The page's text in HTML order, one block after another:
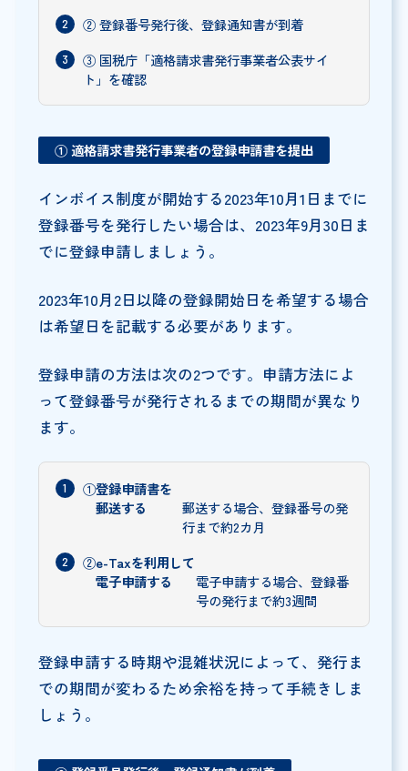
② 登録番号発行後、登録通知書が到着
③ 国税庁「適格請求書発行事業者公表サイ
ト」を確認
① 適格請求書発行事業者の登録申請書を提出
インボイス制度が開始する2023年10月1日までに
登録番号を発行したい場合は、2023年9月30日ま
でに登録申請しましょう。
2023年10月2日以降の登録開始日を希望する場合
は希望日を記載する必要があります。
登録申請の方法は次の2つです。申請方法によ
って登録番号が発行されるまでの期間が異なり
ます。
①登録申請書を
郵送する
郵送する場合、登録番号の発
行まで約2カ月
②e-Taxを利用して
電子申請する
電子申請する場合、登録番
号の発行まで約3週間
登録申請する時期や混雑状況によって、発行ま
での期間が変わるため余裕を持って手続きしま
しょう。